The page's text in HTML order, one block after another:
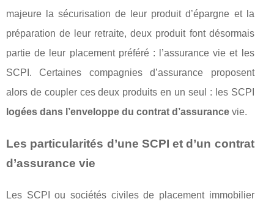
majeure la sécurisation de leur produit d’épargne et la
préparation de leur retraite, deux produit font désormais
partie de leur placement préféré : l’assurance vie et les
SCPI. Certaines compagnies d’assurance proposent
alors de coupler ces deux produits en un seul : les SCPI
logées dans l’enveloppe du contrat d’assurance vie.
Les particularités d’une SCPI et d’un contrat
d’assurance vie
Les SCPI ou sociétés civiles de placement immobilier